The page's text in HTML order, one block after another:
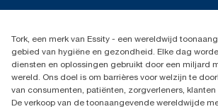
Dispenserklacht
02 766 05 30
Essity Belgium NV
Berkenlaan 8B
1831 MACHELEN
Tork, een merk van Essity - een wereldwijd
gebied van hygiëne en gezondheid. Elke dag
diensten en oplossingen gebruikt door een miljard
wereld. Ons doel is om barrières voor welzijn te
van consumenten, patiënten, zorgverleners,
De verkoop van de toonaangevende wereldwijde